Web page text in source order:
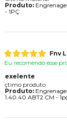
Produto:
- 1PÇ
Fnv
Eu recomendo esse
exelente
çtimo produto
Produto:
1.40.40 ABT2 CM -